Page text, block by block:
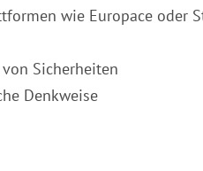
wie Europace oder
Sicherheiten
Denkweise